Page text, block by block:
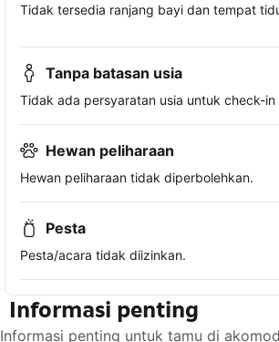
Tidak tersedia ranjang bayi dan tempat
Tanpa batasan usia
Tidak ada persyaratan usia untuk check-in
Hewan peliharaan
Hewan peliharaan tidak diperbolehkan.
Pesta
Pesta/acara tidak diizinkan.
Informasi penting
Informasi penting untuk tamu di